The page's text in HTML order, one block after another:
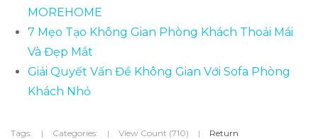
MOREHOME
7 Mẹo Tạo Không Gian Phòng Khách Thoải Mái
Và Đẹp Mắt
Giải Quyết Vấn Đề Không Gian Với Sofa Phòng
Khách Nhỏ
Tags: | Categories: | View Count (710) | Return